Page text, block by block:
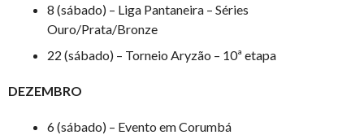
8 (sábado) – Liga Pantaneira – Séries
Ouro/Prata/Bronze
22 (sábado) – Torneio Aryzão – 10ª etapa
DEZEMBRO
6 (sábado) – Evento em Corumbá